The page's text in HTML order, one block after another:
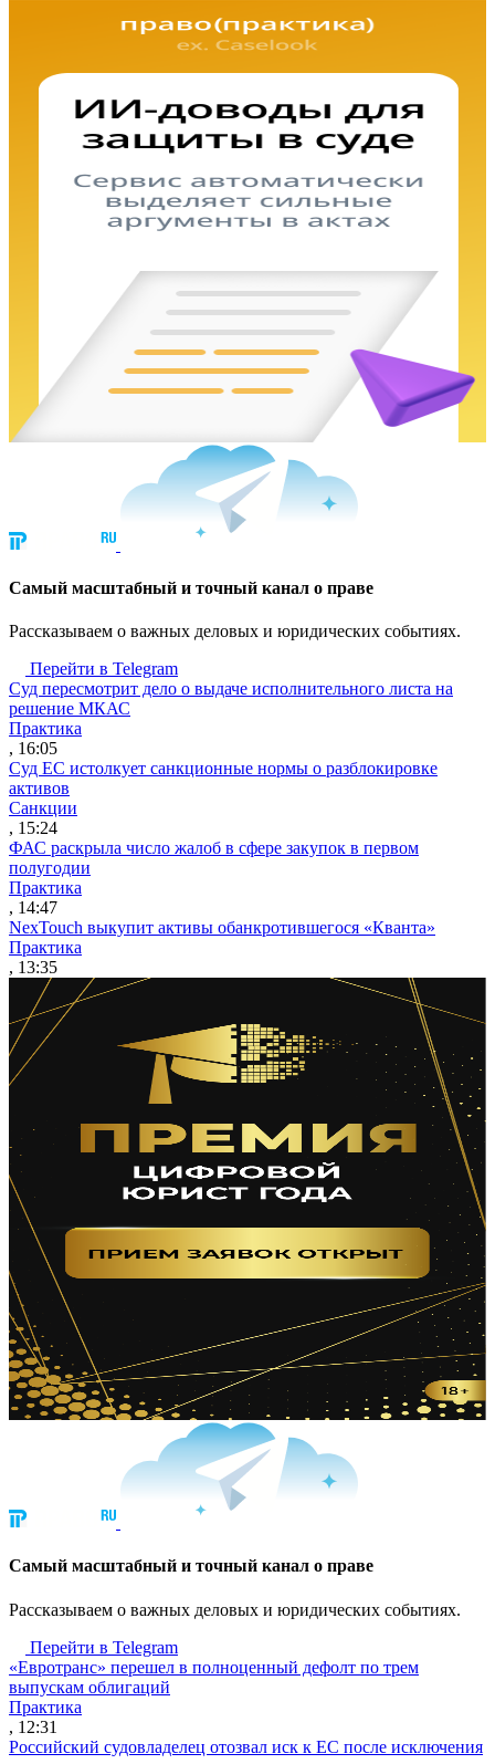
Cамый масштабный и точный канал о праве
Рассказываем о важных деловых и юридических событиях.
Перейти в Telegram
Суд пересмотрит дело о выдаче исполнительного листа на
решение МКАС
Практика
, 16:05
Суд ЕС истолкует санкционные нормы о разблокировке
активов
Санкции
, 15:24
ФАС раскрыла число жалоб в сфере закупок в первом
полугодии
Практика
, 14:47
NexTouch выкупит активы обанкротившегося «Кванта»
Практика
, 13:35
Cамый масштабный и точный канал о праве
Рассказываем о важных деловых и юридических событиях.
Перейти в Telegram
«Евротранс» перешел в полноценный дефолт по трем
выпускам облигаций
Практика
, 12:31
Российский судовладелец отозвал иск к ЕС после исключения